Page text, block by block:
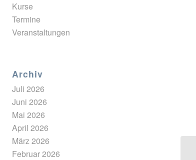
Kurse
Termine
Veranstaltungen
Archiv
Juli 2026
Juni 2026
Mai 2026
April 2026
März 2026
Februar 2026